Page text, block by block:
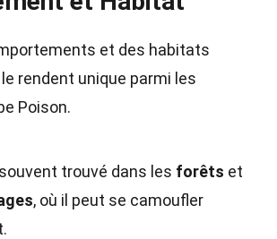
et des habitats
rendent unique parmi les
Poison.
trouvé dans les forêts et
, où il peut se camoufler